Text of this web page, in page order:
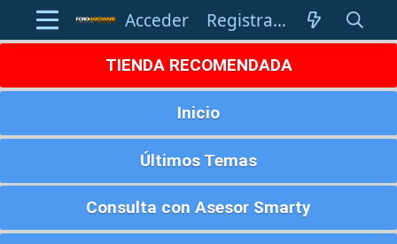
Acceder Registrarse
TIENDA RECOMENDADA
Inicio
Últimos Temas
Consulta con Asesor Smarty